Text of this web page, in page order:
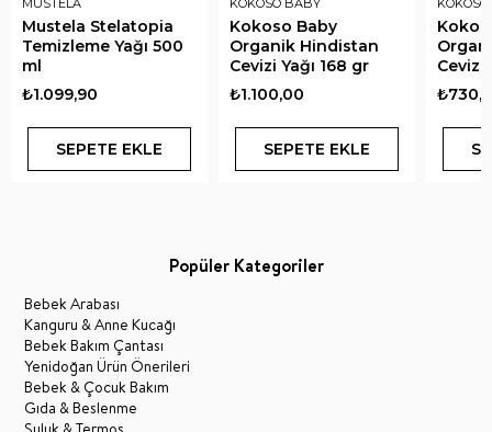
Mustela Stelatopia
Temizleme Yağı 500
ml
₺1.099,90
SEPETE EKLE
Kokoso Baby
Organik Hindistan
Cevizi Yağı 168 gr
₺1.100,00
SEPETE EKLE
Cevizi
Popüler Kategoriler
Bebek Arabası
Kanguru & Anne Kucağı
Bebek Bakım Çantası
Yenidoğan Ürün Önerileri
Bebek & Çocuk Bakım
Gıda & Beslenme